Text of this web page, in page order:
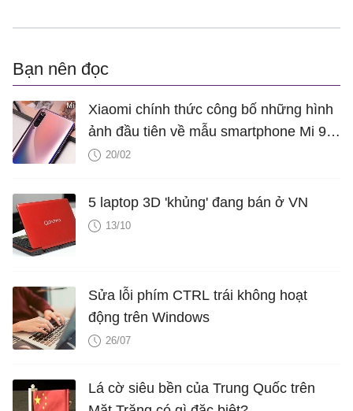
Bạn nên đọc
Xiaomi chính thức công bố những hình
ảnh đầu tiên về mẫu smartphone Mi 9
Explorer với mặt lưng "trong suốt"
20/02
5 laptop 3D 'khủng' đang bán ở VN
13/10
Sửa lỗi phím CTRL trái không hoạt
động trên Windows
26/07
Lá cờ siêu bền của Trung Quốc trên